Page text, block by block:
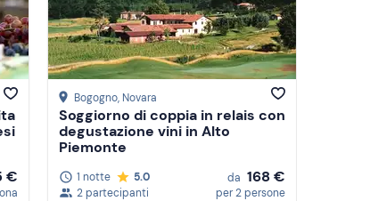
Prezzo (decrescente)
Recensioni
€
Bogogno, Novara
Soggiorno di coppia in relais con
degustazione vini in Alto
Piemonte
1 notte
5.0
2 partecipanti
da 168 €
per 2 persone